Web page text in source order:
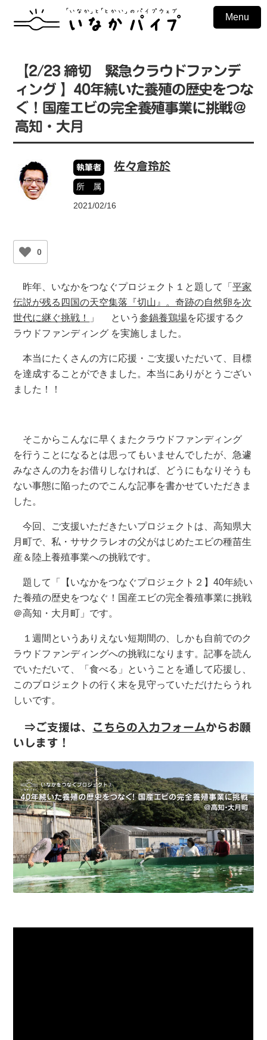
Menu
【2/23 締切 緊急クラウドファンデ
ィング 】40年続いた養殖の歴史をつな
ぐ！国産エビの完全養殖事業に挑戦＠
高知・大月
執筆者 佐々倉玲於
所 属
2021/02/16
0
昨年、いなかをつなぐプロジェクト１と題して「平家
伝説が残る四国の天空集落『切山』。奇跡の自然卵を次
世代に継ぐ挑戦！
」 という参鍋養鶏場を応援するク
ラウドファンディング を実施しました。
本当にたくさんの方に応援・ご支援いただいて、目標
を達成することができました。本当にありがとうござい
ました！！
そこからこんなに早くまたクラウドファンディング
を行うことになるとは思ってもいませんでしたが、急遽
みなさんの力をお借りしなければ、どうにもなりそうも
ない事態に陥ったのでこんな記事を書かせていただきま
した。
今回、ご支援いただきたいプロジェクトは、高知県大
月町で、私・ササクラレオの父がはじめたエビの種苗生
産＆陸上養殖事業への挑戦です。
題して「【いなかをつなぐプロジェクト２】40年続い
た養殖の歴史をつなぐ！国産エビの完全養殖事業に挑戦
＠高知・大月町」です。
１週間というありえない短期間の、しかも自前でのク
ラウドファンディングへの挑戦になります。記事を読ん
でいただいて、「食べる」ということを通して応援し、
このプロジェクトの行く末を見守っていただけたらうれ
しいです。
⇒ご支援は、 こちらの入力フォームからお願
いします！